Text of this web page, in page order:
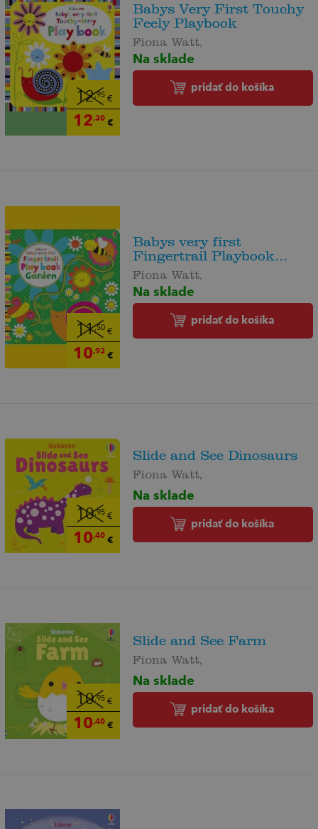
12,95€
12,30€
Babys Very First Touchy
Feely Playbook
Fiona Watt,
Na sklade
pridať do košíka
11,50€
10,93€
Babys very first
Fingertrail Playbook...
Fiona Watt,
Na sklade
pridať do košíka
10,95€
10,40€
Slide and See Dinosaurs
Fiona Watt,
Na sklade
pridať do košíka
10,95€
10,40€
Slide and See Farm
Fiona Watt,
Na sklade
pridať do košíka